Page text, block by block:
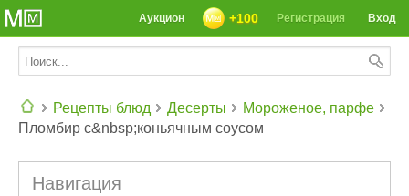
Вход
Регистрация
+100
Аукцион
Рецепты блюд Десерты
Мороженое, парфе
Пломбир с&nbsp;коньячным соусом
Навигация